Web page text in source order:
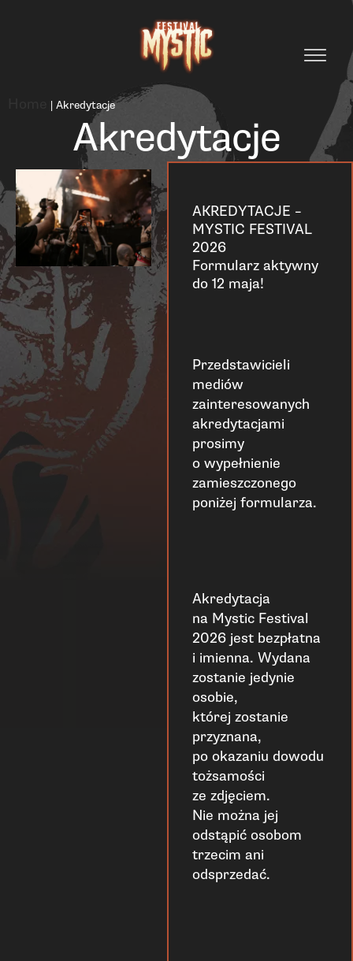
| Akredytacje
Akredytacje
AKREDYTACJE –
MYSTIC FESTIVAL
2026
Formularz aktywny
do 12 maja!
Przedstawicieli
mediów
zainteresowanych
akredytacjami
prosimy
o wypełnienie
zamieszczonego
poniżej formularza.
Akredytacja
na Mystic Festival
2026 jest bezpłatna
i imienna. Wydana
zostanie jedynie
osobie,
której zostanie
przyznana,
po okazaniu dowodu
tożsamości
ze zdjęciem.
Nie można jej
odstąpić osobom
trzecim ani
odsprzedać.